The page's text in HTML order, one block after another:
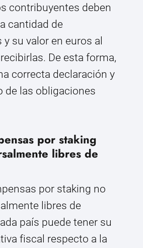
contribuyentes deben
cantidad de
su valor en euros al
De esta forma,
correcta declaración y
de las obligaciones
por staking
libres de
por staking no
libres de
país puede tener su
fiscal respecto a la